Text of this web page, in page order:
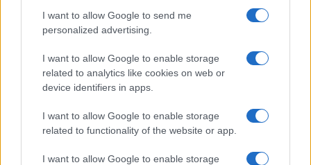
I want to allow Google to send me
personalized advertising.
I want to allow Google to enable storage
related to analytics like cookies on web or
device identifiers in apps.
I want to allow Google to enable storage
related to functionality of the website or app.
I want to allow Google to enable storage
Giovannimaria Cabras